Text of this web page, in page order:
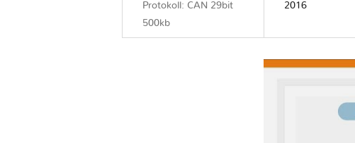
Protokoll: CAN 29bit
500kb
2016